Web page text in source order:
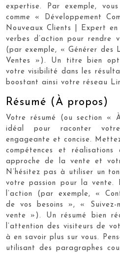
expertise. Par exemple,
comme « Développement
Nouveaux Clients | Expert
verbes d’action pour rendre
(par exemple, « Générer des
Ventes »). Un titre bien
votre visibilité dans les
boostant ainsi votre réseau
Résumé (À propos)
Votre résumé (ou section «
idéal pour raconter
engageante et concise.
compétences et réalisations
approche de la vente et
N’hésitez pas à utiliser un
votre passion pour la vente.
l’action (par exemple, «
de vos besoins », « Suivez-
vente »). Un résumé bien
l’attention des visiteurs de
à en savoir plus sur vous.
utilisant des paragraphes